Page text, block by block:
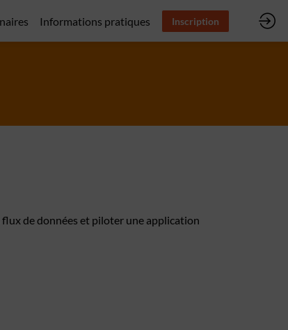
Informations pratiques Inscription
de données et piloter une application